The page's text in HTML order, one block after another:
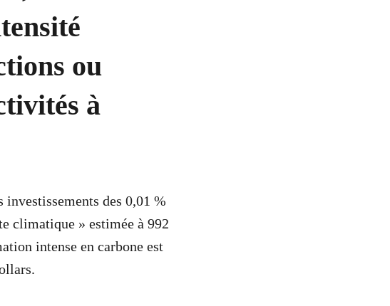
ou
à
des 0,01 %
climatique » estimée à 992
intense en carbone est